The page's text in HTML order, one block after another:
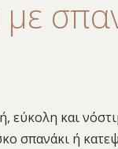
εύκολη και
σπανάκι ή